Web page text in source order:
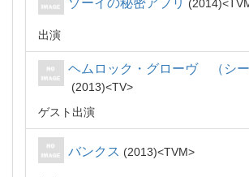
ゾーイの秘密アプリ 2014
出演
ヘムロック・グローヴ （シー
2013
TV
ゲスト出演
バンクス 2013 TVM